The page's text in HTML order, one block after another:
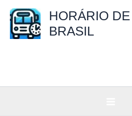
para
HORÁRIO
BRASIL